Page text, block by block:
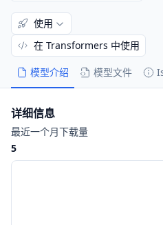
模型介绍 模型文件
使用
在 Transformers 中使用
详细信息
最近一个月下载量
5